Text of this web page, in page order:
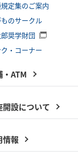
定集のご案内
のサークル
奨学財団
ク・コーナー
・ATM
開設について
情報